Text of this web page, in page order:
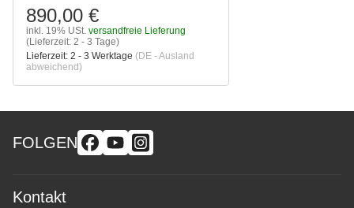
890,00 €
inkl. 19% USt. versandfreie Lieferung
(Lieferzeit: 2 - 3 Tage)
Lieferzeit: 2 - 3 Werktage (DE - Ausland
abweichend)
FOLGEN
Kontakt